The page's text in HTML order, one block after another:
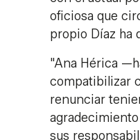
oficiosa que
propio Díaz ha
"Ana Hérica
compatibilizar
renunciar
sus